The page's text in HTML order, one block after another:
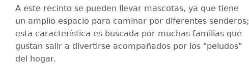
A este recinto se pueden llevar mascotas, ya que tiene
un amplio espacio para caminar por diferentes senderos;
esta característica es buscada por muchas familias que
gustan salir a divertirse acompañados por los "peludos"
del hogar.